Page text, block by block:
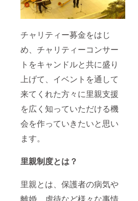
チャリティー募金をはじ
め、チャリティーコンサー
トをキャンドルと共に盛り
上げて、 イベントを通して
来てくれた方々に里親支援
を広く知っていただける機
会を作っていきたいと思い
ます。
里親制度とは？
里親とは、保護者の病気や